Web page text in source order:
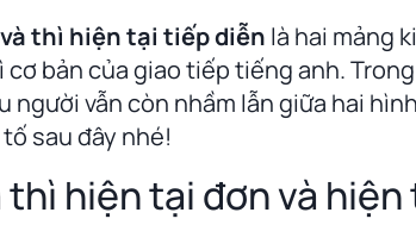
thì hiện tại tiếp diễn là hai mảng
bản của giao tiếp tiếng anh.
người vẫn còn nhầm lẫn giữa hai
sau đây nhé!
hiện tại đơn và